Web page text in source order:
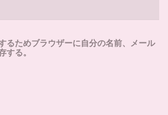
るためブラウザーに自分の名前、メール
する。